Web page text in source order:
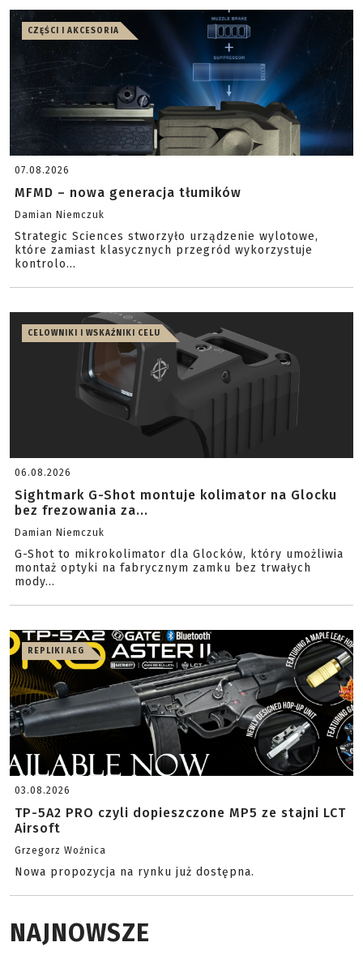
CZĘŚCI I AKCESORIA
07.08.2026
MFMD – nowa generacja tłumików
Damian Niemczuk
Strategic Sciences stworzyło urządzenie wylotowe,
które zamiast klasycznych przegród wykorzystuje
kontrolo...
CELOWNIKI I WSKAŹNIKI CELU
06.08.2026
Sightmark G-Shot montuje kolimator na Glocku
bez frezowania za...
Damian Niemczuk
G-Shot to mikrokolimator dla Glocków, który umożliwia
montaż optyki na fabrycznym zamku bez trwałych
mody...
REPLIKI AEG
03.08.2026
TP-5A2 PRO czyli dopieszczone MP5 ze stajni LCT
Airsoft
Grzegorz Woźnica
Nowa propozycja na rynku już dostępna.
NAJNOWSZE